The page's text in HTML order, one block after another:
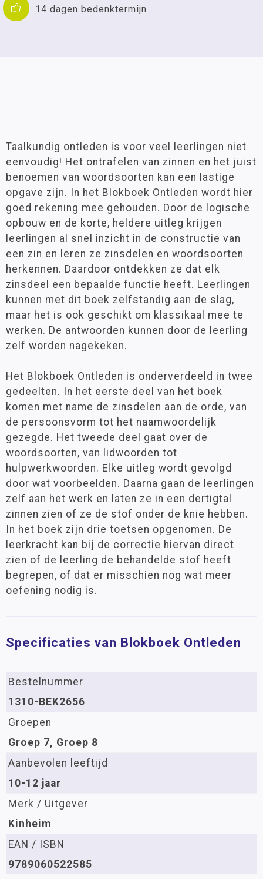
14 dagen bedenktermijn
Taalkundig ontleden is voor veel leerlingen niet
eenvoudig! Het ontrafelen van zinnen en het juist
benoemen van woordsoorten kan een lastige
opgave zijn. In het Blokboek Ontleden wordt hier
goed rekening mee gehouden. Door de logische
opbouw en de korte, heldere uitleg krijgen
leerlingen al snel inzicht in de constructie van
een zin en leren ze zinsdelen en woordsoorten
herkennen. Daardoor ontdekken ze dat elk
zinsdeel een bepaalde functie heeft. Leerlingen
kunnen met dit boek zelfstandig aan de slag,
maar het is ook geschikt om klassikaal mee te
werken. De antwoorden kunnen door de leerling
zelf worden nagekeken.
Het Blokboek Ontleden is onderverdeeld in twee
gedeelten. In het eerste deel van het boek
komen met name de zinsdelen aan de orde, van
de persoonsvorm tot het naamwoordelijk
gezegde. Het tweede deel gaat over de
woordsoorten, van lidwoorden tot
hulpwerkwoorden. Elke uitleg wordt gevolgd
door wat voorbeelden. Daarna gaan de leerlingen
zelf aan het werk en laten ze in een dertigtal
zinnen zien of ze de stof onder de knie hebben.
In het boek zijn drie toetsen opgenomen. De
leerkracht kan bij de correctie hiervan direct
zien of de leerling de behandelde stof heeft
begrepen, of dat er misschien nog wat meer
oefening nodig is.
Specificaties van Blokboek Ontleden
Bestelnummer
1310-BEK2656
Groepen
Groep 7, Groep 8
Aanbevolen leeftijd
10-12 jaar
Merk / Uitgever
Kinheim
EAN / ISBN
9789060522585